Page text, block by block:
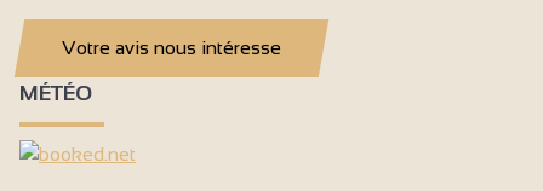
Votre avis nous intéresse
MÉTÉO